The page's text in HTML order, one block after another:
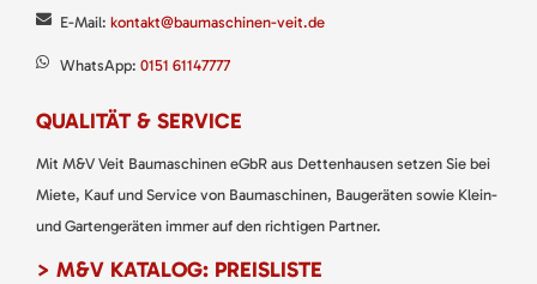
E-Mail: kontakt@baumaschinen-veit.de
WhatsApp: 0151 61147777
QUALITÄT & SERVICE
Mit M&V Veit Baumaschinen eGbR aus Dettenhausen setzen Sie bei
Miete, Kauf und Service von Baumaschinen, Baugeräten sowie Klein-
und Gartengeräten immer auf den richtigen Partner.
> M&V KATALOG: PREISLISTE